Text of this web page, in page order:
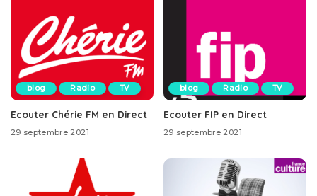
blog Radio TV
Ecouter Chérie FM en Direct
29 septembre 2021
blog Radio TV
Ecouter FIP en Direct
29 septembre 2021